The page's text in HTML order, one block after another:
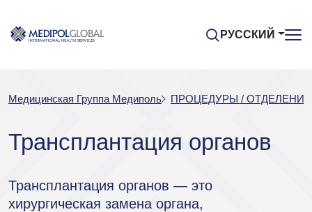
РУССКИЙ
Медицинская Группа Медиполь ПРОЦЕДУРЫ / ОТДЕЛЕНИЯ
Трансплантация органов
Трансплантация органов — это
хирургическая замена органа,